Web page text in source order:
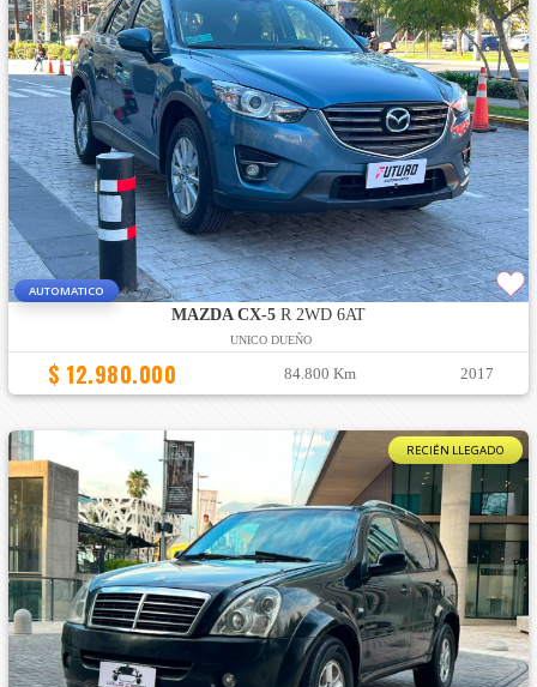
AUTOMATICO
MAZDA CX-5 R 2WD 6AT
UNICO DUEÑO
$ 12.980.000 84.800 Km 2017
RECIÉN LLEGADO